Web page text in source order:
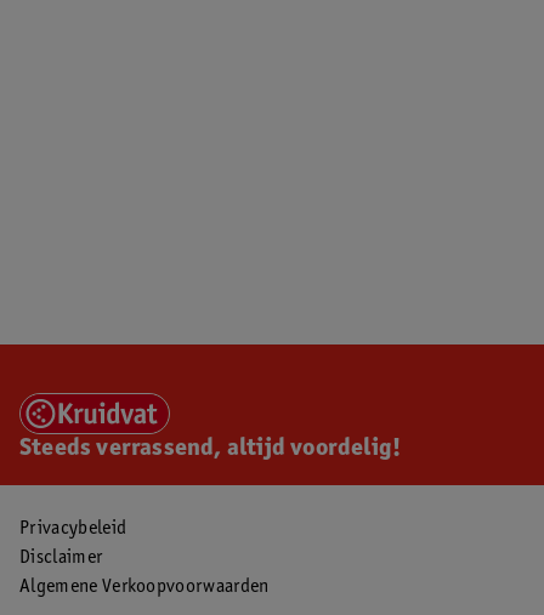
Steeds verrassend, altijd voordelig!
Privacybeleid
Disclaimer
Algemene Verkoopvoorwaarden